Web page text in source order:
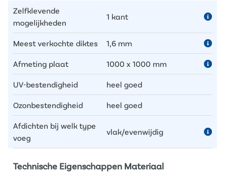
Zelfklevende
mogelijkheden
1 kant
Meest verkochte diktes 1,6 mm
Afmeting plaat 1000 x 1000 mm
UV-bestendigheid heel goed
Ozonbestendigheid heel goed
Afdichten bij welk type
voeg
vlak/evenwijdig
Technische Eigenschappen Materiaal